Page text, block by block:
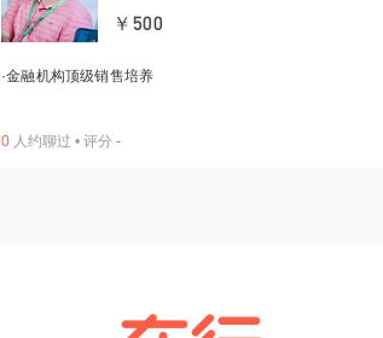
￥500
·金融机构顶级销售培养
0 人约聊过 • 评分 -